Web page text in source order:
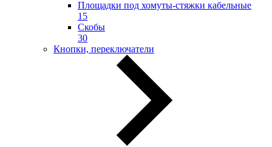
Площадки под хомуты-стяжки кабельные
15
Скобы
30
Кнопки, переключатели